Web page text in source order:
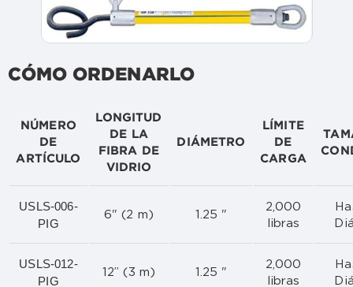
CÓMO ORDENARLO
NÚMERO
DE
ARTÍCULO
LONGITUD
DE LA
FIBRA DE
VIDRIO
DIÁMETRO
LÍMITE
DE
CARGA
USLS-006-
PIG
6" (2 m) 1.25 "
2,000
libras
USLS-012-
PIG
12” (3 m) 1.25 "
2,000
libras